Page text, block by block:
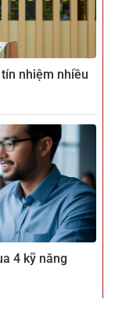
nhiệm nhiều
4 kỹ năng